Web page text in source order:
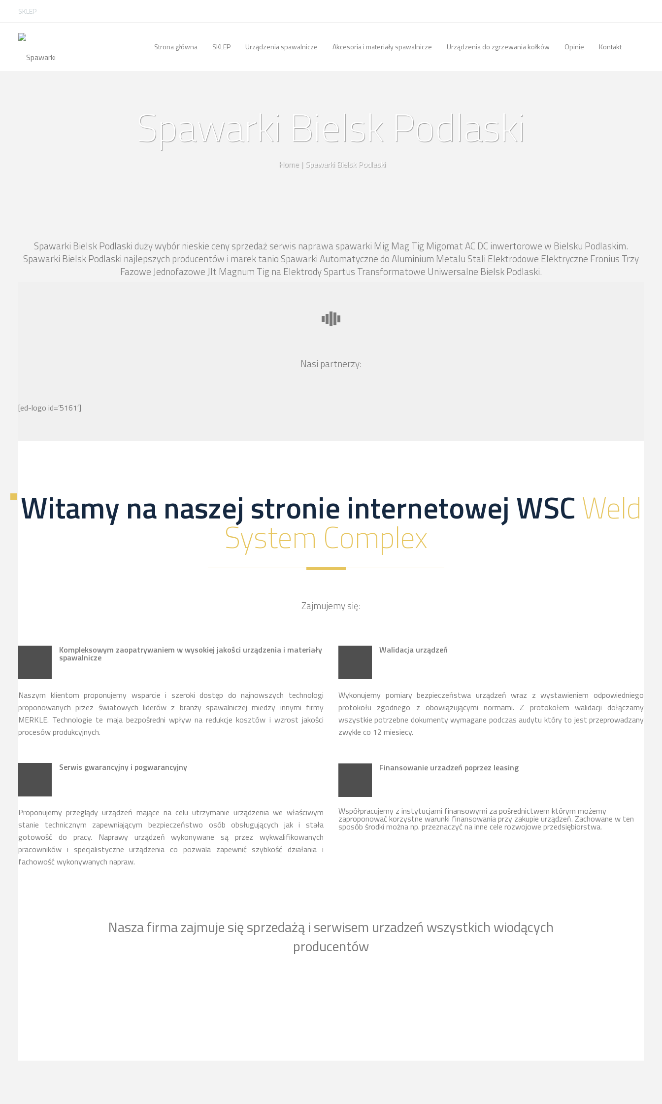
SKLEP
Strona główna SKLEP Urządzenia spawalnicze Akcesoria i materiały spawalnicze Urządzenia do zgrzewania kołków Opinie Kontakt
Spawarki Bielsk Podlaski
Home | Spawarki Bielsk Podlaski
Spawarki Bielsk Podlaski duży wybór nieskie ceny sprzedaż serwis naprawa spawarki Mig Mag Tig Migomat AC DC inwertorowe w Bielsku Podlaskim.
Spawarki Bielsk Podlaski najlepszych producentów i marek tanio Spawarki Automatyczne do Aluminium Metalu Stali Elektrodowe Elektryczne Fronius Trzy
Fazowe Jednofazowe Jlt Magnum Tig na Elektrody Spartus Transformatowe Uniwersalne Bielsk Podlaski.
Nasi partnerzy:
[ed-logo id=’5161′]
Witamy na naszej stronie internetowej WSCWeld
System Complex
Zajmujemy się:
Kompleksowym zaopatrywaniem w wysokiej jakości urządzenia i materiały
spawalnicze
Naszym klientom proponujemy wsparcie i szeroki dostęp do najnowszych technologi
proponowanych przez światowych liderów z branży spawalniczej miedzy innymi firmy
MERKLE. Technologie te maja bezpośredni wpływ na redukcje kosztów i wzrost jakości
procesów produkcyjnych.
Serwis gwarancyjny i pogwarancyjny
Proponujemy przeglądy urządzeń mające na celu utrzymanie urządzenia we właściwym
stanie technicznym zapewniającym bezpieczeństwo osób obsługujących jak i stała
gotowość do pracy. Naprawy urządzeń wykonywane są przez wykwalifikowanych
pracowników i specjalistyczne urządzenia co pozwala zapewnić szybkość działania i
fachowość wykonywanych napraw.
Walidacja urządzeń
Wykonujemy pomiary bezpieczeństwa urządzeń wraz z wystawieniem odpowiedniego
protokołu zgodnego z obowiązującymi normami. Z protokołem walidacji dołączamy
wszystkie potrzebne dokumenty wymagane podczas audytu który to jest przeprowadzany
zwykle co 12 miesiecy.
Finansowanie urzadzeń poprzez leasing
Współpracujemy z instytucjami finansowymi za pośrednictwem którym możemy
zaproponować korzystne warunki finansowania przy zakupie urządzeń. Zachowane w ten
sposób środki można np. przeznaczyć na inne cele rozwojowe przedsiębiorstwa.
Nasza firma zajmuje się sprzedażą i serwisem urzadzeń wszystkich wiodących
producentów